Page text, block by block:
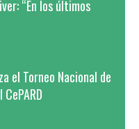
“En los últimos
el Torneo Nacional de